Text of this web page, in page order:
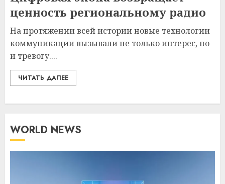
ценность региональному радио
На протяжении всей истории новые технологии
коммуникации вызывали не только интерес, но
и тревогу....
ЧИТАТЬ ДАЛЕЕ
WORLD NEWS